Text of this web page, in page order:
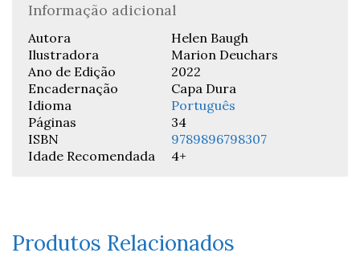
Informação adicional
Autora
Helen Baugh
Ilustradora
Marion Deuchars
Ano de Edição
2022
Encadernação
Capa Dura
Idioma
Português
Páginas
34
ISBN
9789896798307
Idade Recomendada
4+
Produtos Relacionados